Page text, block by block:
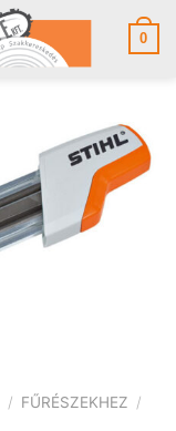
0
/ FŰRÉSZEKHEZ /